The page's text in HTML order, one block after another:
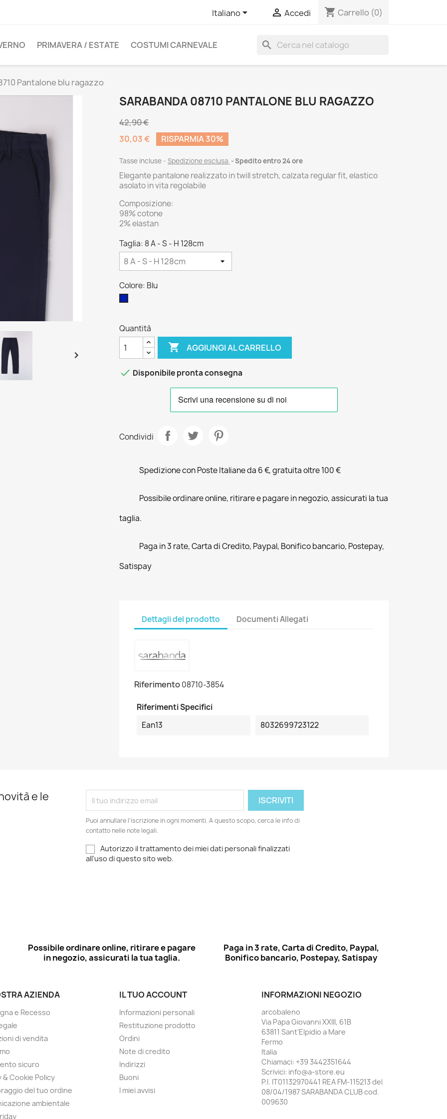
Italiano  Accedi shopping_cart Carrello (0)
PRIMAVERA / ESTATE COSTUMI CARNEVALE search
Pantalone blu ragazzo

SARABANDA 08710 PANTALONE BLU RAGAZZO
42,90 €
30,03 €
RISPARMIA 30%
Tasse incluse Spedizione esclusa Spedito entro 24 ore
Elegante pantalone realizzato in twill stretch, calzata regular fit, elastico
asolato in vita regolabile
Composizione:
98% cotone
2% elastan
Taglia: 8 A - S - H 128cm
Colore: Blu
Quantità
 AGGIUNGI AL CARRELLO
 Disponibile pronta consegna
Condividi
Spedizione con Poste Italiane da 6 €, gratuita oltre 100 €
Possibile ordinare online, ritirare e pagare in negozio, assicurati la tua
taglia.
Paga in 3 rate, Carta di Credito, Paypal, Bonifico bancario, Postepay,
Satispay
Dettagli del prodotto Documenti Allegati
Riferimento08710-3854
Riferimenti Specifici
Ean13
8032699723122
e le
Puoi annullare l'iscrizione in ogni momenti. A questo scopo, cerca le info di
contatto nelle note legali.
Autorizzo il trattamento dei miei dati personali finalizzati
all'uso di questo sito web.
Possibile ordinare online, ritirare e pagare
in negozio, assicurati la tua taglia.
Paga in 3 rate, Carta di Credito, Paypal,
Bonifico bancario, Postepay, Satispay
AZIENDA
e Recesso
di vendita
sicuro
& Cookie Policy
del tuo ordine
ambientale
IL TUO ACCOUNT
Informazioni personali
Restituzione prodotto
Ordini
Note di credito
Indirizzi
Buoni
I miei avvisi
INFORMAZIONI NEGOZIO
arcobaleno
Via Papa Giovanni XXIII, 61B
63811 Sant'Elpidio a Mare
Fermo
Italia
Chiamaci: +39 3442351644
Scrivici: info@a-store.eu
P.I. IT01132970441 REA FM-115213 del
08/04/1987 SARABANDA CLUB cod.
009630